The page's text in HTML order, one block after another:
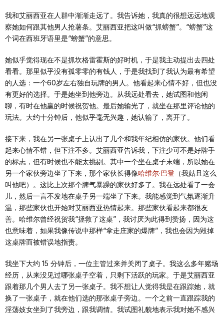
我和艾丽西亚在人群中渐渐走远了。我告诉她，我真的很想远远地观
察她如何跟其他男人抢薯条。艾丽西亚把这叫做“抓螃蟹”。“螃蟹”这
个词在西班牙语里是“螃蟹”的意思。
她似乎觉得现在不是抓坎格雷霍斯的好时机，于是我主动提出去四处
看看。那里似乎没有孤零零的有钱人，于是我找到了我认为最有希望
的人选：一个60岁左右独自玩牌的男人。他看起来心情不好，但也没
有更好的选择。于是她坐到他旁边。从我远处看去，她试图和他闲
聊，有时在他赢的时候祝贺他。最后她输光了，就坐在那里评论他的
玩法。大约十分钟后，他似乎毫无兴趣，她认输了，离开了。
接下来，我在另一张桌子上认出了几个和我年纪相仿的家伙。他们看
起来心情不错，但下注不多。艾丽西亚告诉我，下注少可不是好牌手
的标志，但有时候也不能太挑剔。其中一个坐在桌子末端，所以她在
另一个家伙旁边坐了下来，那个家伙长得像哈维尔·巴登 （我姑且这么
叫他吧）。这比上次那个脾气暴躁的家伙好多了。我在远处看了一会
儿，然后一言不发地在桌子另一端坐了下来。我能感觉到气氛逐渐升
温，那些家伙也开始对艾丽西亚热情起来。那些家伙看起来都很友
善。哈维尔曾经祝贺我“拯救了这桌”，我讨厌为此得到赞扬，因为这
也意味着，如果我像传说中那样“拿走庄家的爆牌”，我也会因为毁掉
这桌牌而被错误地指责。
我坐下大约 15 分钟后，一位主管过来并关闭了桌子。我这么多年赌场
经历，从来没见过哪张桌子空着，只剩下活跃的玩家。于是艾丽西亚
跟着那几个男人去了另一张桌子。我不想让人觉得我是在跟踪她，就
换了一张桌子，就在他们选的那张桌子旁边。一个之前一直跟踪我的
淫荡妓女坐到了我旁边，跟我调情。我试图礼貌地表示我对她不感兴